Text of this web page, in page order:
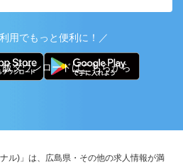
用でもっと便利に！／
版ダウンロードはこちらから
ル)」は、広島県・その他の求人情報が満